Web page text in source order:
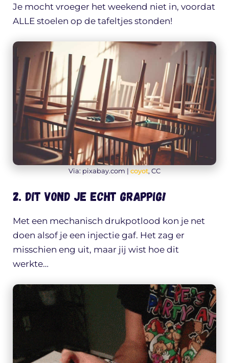
Je mocht vroeger het weekend niet in, voordat
ALLE stoelen op de tafeltjes stonden!
Via: pixabay.com | coyot, CC
2. Dit vond je ECHT grappig!
Met een mechanisch drukpotlood kon je net
doen alsof je een injectie gaf. Het zag er
misschien eng uit, maar jij wist hoe dit
werkte…